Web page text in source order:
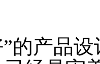
产品设